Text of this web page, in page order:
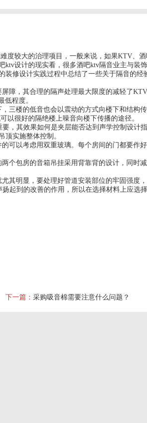
度较大的治理项目，一般来说，如果KTV、
设计的现实看，很多酒吧ktv隔音业主与装
修设计实践过程中总结了一些关于隔音的
，其合理的隔声处理最大限度的减轻了
程度。
楼的低音也会以震动的方式向楼下和结构
以很好的隔绝楼上噪音向楼下传播的途径。
其效果如何是夹层能否达到声学控制设计
实施整体控制。
以考虑用双重玻璃。每个房间的门都要作
包房的音箱吊挂采用背靠背的设计，同时
明显，要处理好管道安装部位的牢固强度
到的改善的作用，所以在选择材料上应选
下一篇： 采购吸音棉需要注意什么问题？